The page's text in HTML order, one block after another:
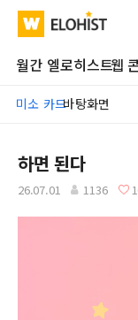
WATV Elohist-
Home
월간 엘로히스트웹
미소 카드바탕화면
Submit
하면 된다
26.07.01 1136